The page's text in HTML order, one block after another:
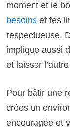
moment et le
besoinset tes
respectueuse.
implique aussi
et laisser
Pour bâtir une
crées un
encouragée et